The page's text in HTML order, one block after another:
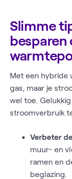
Slimme
besparen
Met een hybride
gas, maar je
wel toe.
stroomverbruik
Verbeter
muur- en
ramen en
beglazing.